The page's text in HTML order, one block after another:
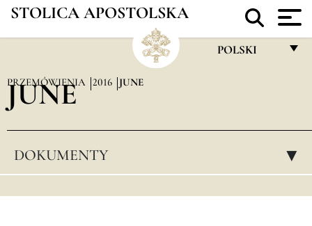
STOLICA APOSTOLSKA
POLSKI
ITALIANO
PRZEMÓWIENIA 2016 JUNE
JUNE
DOKUMENTY ▸